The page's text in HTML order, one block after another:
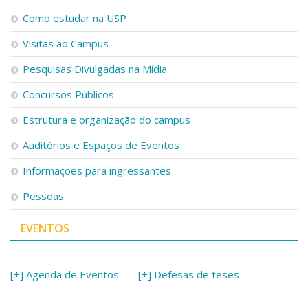
Outros serviços
Comunicação
Aplicativos e Sites
Jornal da USP
Agenda de Eventos
Defesa de Teses
Como estudar na USP
Visitas ao Campus
Pesquisas Divulgadas na Mídia
Concursos Públicos
Estrutura e organização do campus
Auditórios e Espaços de Eventos
Informações para ingressantes
Pessoas
EVENTOS
[+] Agenda de Eventos [+] Defesas de teses